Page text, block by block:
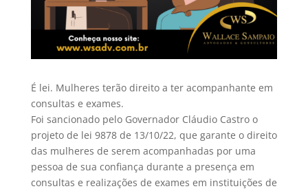
É lei. Mulheres terão direito a ter acompanhante em
consultas e exames.
Foi sancionado pelo Governador Cláudio Castro o
projeto de lei 9878 de 13/10/22, que garante o direito
das mulheres de serem acompanhadas por uma
pessoa de sua confiança durante a presença em
consultas e realizações de exames em instituições de